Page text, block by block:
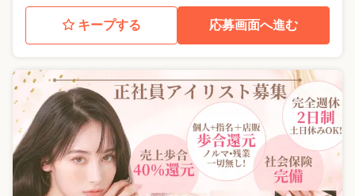
キープする 応募画面へ進む